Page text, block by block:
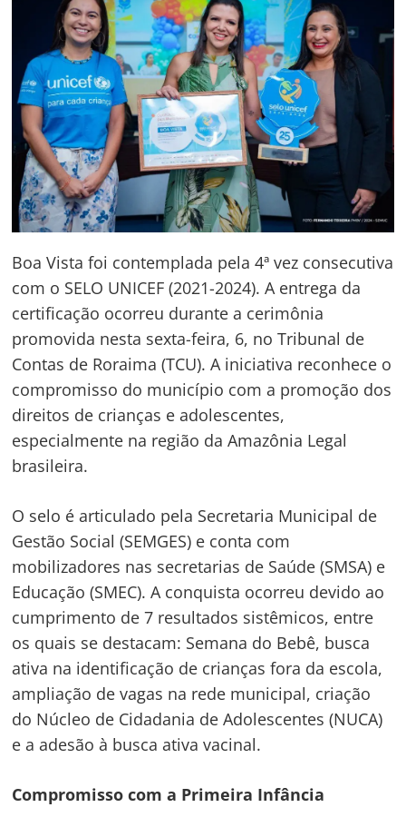
Boa Vista foi contemplada pela 4ª vez consecutiva
com o SELO UNICEF (2021-2024). A entrega da
certificação ocorreu durante a cerimônia
promovida nesta sexta-feira, 6, no Tribunal de
Contas de Roraima (TCU). A iniciativa reconhece o
compromisso do município com a promoção dos
direitos de crianças e adolescentes,
especialmente na região da Amazônia Legal
brasileira.
O selo é articulado pela Secretaria Municipal de
Gestão Social (SEMGES) e conta com
mobilizadores nas secretarias de Saúde (SMSA) e
Educação (SMEC). A conquista ocorreu devido ao
cumprimento de 7 resultados sistêmicos, entre
os quais se destacam: Semana do Bebê, busca
ativa na identificação de crianças fora da escola,
ampliação de vagas na rede municipal, criação
do Núcleo de Cidadania de Adolescentes (NUCA)
e a adesão à busca ativa vacinal.
Compromisso com a Primeira Infância